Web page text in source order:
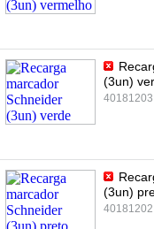
(3un)
40181203
(3un)
40181202